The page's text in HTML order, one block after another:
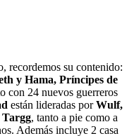
recordemos su contenido:
y Hama, Príncipes de
con 24 nuevos guerreros
están lideradas porWulf,
Targg, tanto a pie como a
Además incluye 2 casa